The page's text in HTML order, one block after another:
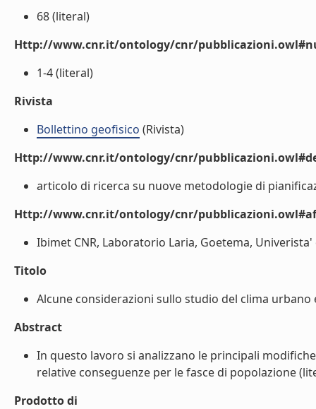
68 (literal)
Http://www.cnr.it/ontology/cnr/
1-4 (literal)
Rivista
Bollettino geofisico (Rivista)
Http://www.cnr.it/ontology/cnr/
articolo di ricerca su nuove metodologie di
Http://www.cnr.it/ontology/cnr/
Ibimet CNR, Laboratorio Laria, Goetema,
Titolo
Alcune considerazioni sullo studio del clima
Abstract
In questo lavoro si analizzano le principali
relative conseguenze per le fasce di popolazione
Prodotto di